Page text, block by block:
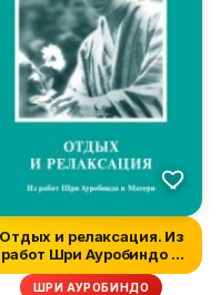
Отдых и релаксация. Из
работ Шри Ауробиндо и
Матер...
ШРИ АУРОБИНДО